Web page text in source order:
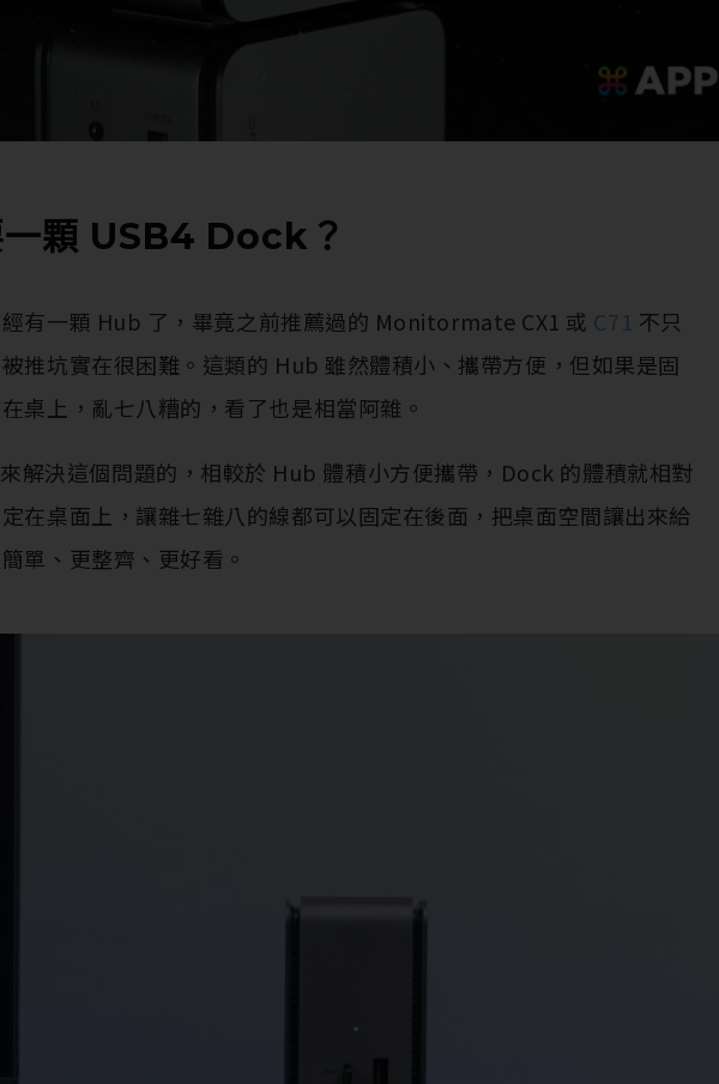
一顆 USB4 Dock？
有一顆 Hub 了，畢竟之前推薦過的 Monitormate CX1 或 C71 不只
推坑實在很困難。這類的 Hub 雖然體積小、攜帶方便，但如果是固
桌上，亂七八糟的，看了也是相當阿雜。
解決這個問題的，相較於 Hub 體積小方便攜帶，Dock 的體積就相對
在桌面上，讓雜七雜八的線都可以固定在後面，把桌面空間讓出來給
單、更整齊、更好看。